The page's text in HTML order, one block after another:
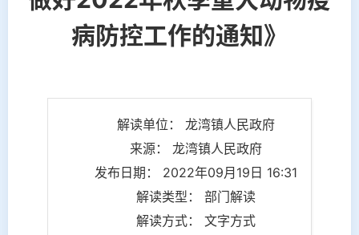
病防控工作的通知》
解读单位： 龙湾镇人民政府
来源： 龙湾镇人民政府
发布日期： 2022年09月19日 16:31
解读类型： 部门解读
解读方式： 文字方式